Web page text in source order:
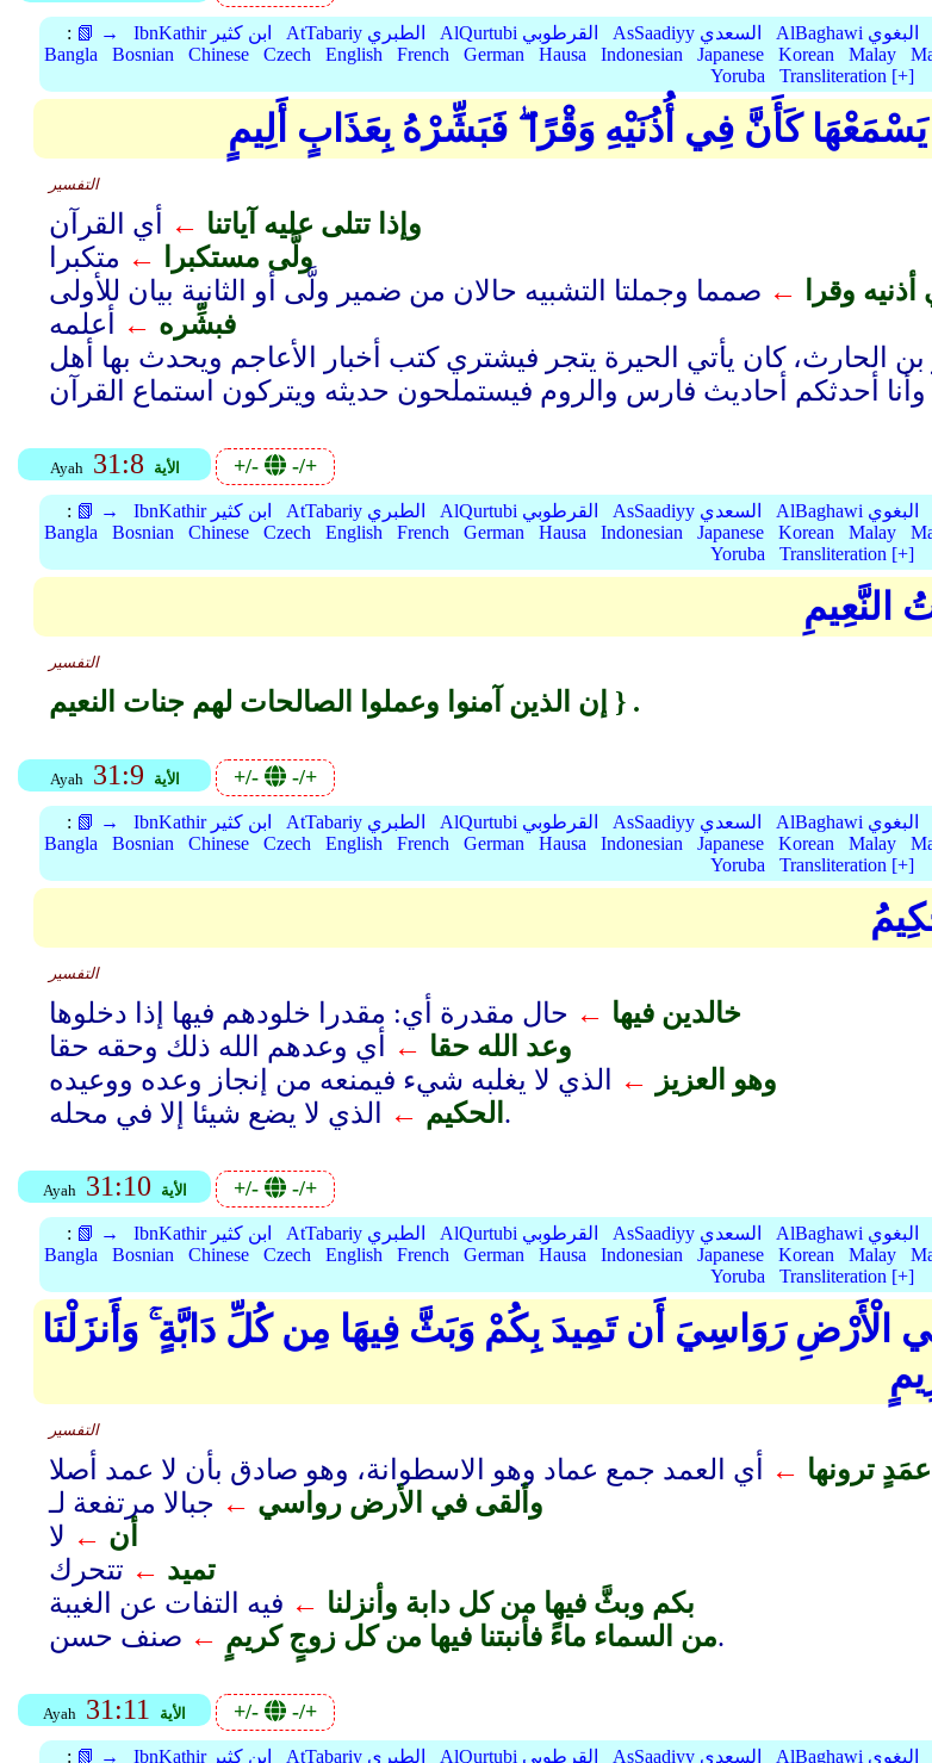
: 📗 → IbnKathir ابن كثير AtTabariy الطبري AlQurtubi القرطوبي AsSaadiyy السعدي AlBaghawi البغوي
Bangla
Bosnian Chinese Czech English French German Hausa Indonesian Japanese Korean Malay
Yoruba
Transliteration [+]
يَسْمَعْهَا كَأَنَّ فِي أُذُنَيْهِ وَقْرًا ۖ فَبَشِّرْهُ بِعَذَابٍ أَلِيمٍ
التفسير
وإذا تتلى عليه آياتنا ←
أي القرآن
ولَّى مستكبرا
← متكبرا
وقرا
← صمما وجملتا التشبيه حالان من ضمير ولَّى أو الثانية بيان للأولى
فبشِّره ←
أعلمه
الحارث، كان يأتي الحيرة يتجر فيشتري كتب أخبار الأعاجم ويحدث بها أهل
Ayah 31:8 الأية +/- -/+
: 📗 → IbnKathir ابن كثير AtTabariy الطبري AlQurtubi القرطوبي AsSaadiyy السعدي AlBaghawi البغوي
Bangla
Bosnian Chinese Czech English French German Hausa Indonesian Japanese Korean Malay
Yoruba
Transliteration [+]
النَّعِيمِ
التفسير
إن الذين آمنوا وعملوا الصالحات لهم جنات النعيم } .
Ayah 31:9 الأية +/- -/+
: 📗 → IbnKathir ابن كثير AtTabariy الطبري AlQurtubi القرطوبي AsSaadiyy السعدي AlBaghawi البغوي
Bangla
Bosnian Chinese Czech English French German Hausa Indonesian Japanese Korean Malay
Yoruba
Transliteration [+]
التفسير
خالدين فيها ← حال مقدرة أي: مقدرا خلودهم فيها إذا دخلوها
وعد الله حقا ←
أي وعدهم الله ذلك وحقه حقا
وهو العزيز
←
الذي لا يغلبه شيء فيمنعه من إنجاز وعده ووعيده
الحكيم ← الذي لا يضع شيئا إلا في محله.
Ayah 31:10 الأية +/- -/+
: 📗 → IbnKathir ابن كثير AtTabariy الطبري AlQurtubi القرطوبي AsSaadiyy السعدي AlBaghawi البغوي
Bangla
Bosnian Chinese Czech English French German Hausa Indonesian Japanese Korean Malay
Yoruba
Transliteration [+]
الْأَرْضِ رَوَاسِيَ أَن تَمِيدَ بِكُمْ وَبَثَّ فِيهَا مِن كُلِّ دَابَّةٍ ۚ وَأَنزَلْنَا
التفسير
ترونها ←
أي العمد جمع عماد وهو الاسطوانة، وهو صادق بأن لا عمد أصلا
وألقى في الأرض رواسي ← جبالا مرتفعة لـ
أن ← لا
تميد ← تتحرك
بكم وبثَّ فيها من كل دابة وأنزلنا ← فيه التفات عن الغيبة
من السماء ماءً فأنبتنا فيها من كل زوجٍ كريمٍ ← صنف حسن.
Ayah 31:11 الأية +/- -/+
: 📗 → IbnKathir ابن كثير AtTabariy الطبري AlQurtubi القرطوبي AsSaadiyy السعدي AlBaghawi البغوي